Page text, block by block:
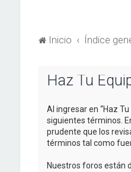
Inicio Índice
Haz Tu
Al ingresar en “Haz
siguientes términos.
prudente que los
términos tal como
Nuestros foros están